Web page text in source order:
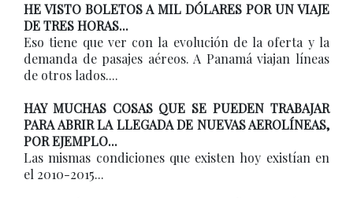
HE VISTO BOLETOS A MIL DÓLARES POR UN VIAJE
DE TRES HORAS...
Eso tiene que ver con la evolución de la oferta y la
demanda de pasajes aéreos. A Panamá viajan líneas
de otros lados....
HAY MUCHAS COSAS QUE SE PUEDEN TRABAJAR
PARA ABRIR LA LLEGADA DE NUEVAS AEROLÍNEAS,
POR EJEMPLO...
Las mismas condiciones que existen hoy existían en
el 2010-2015...